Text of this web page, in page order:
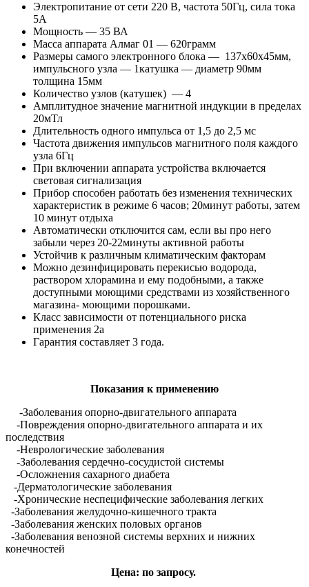
Электропитание от сети 220 В, частота 50Гц, сила тока
5А
Мощность — 35 ВА
Масса аппарата Алмаг 01 — 620грамм
Размеры самого электронного блока — 137х60х45мм,
импульсного узла — 1катушка — диаметр 90мм
толщина 15мм
Количество узлов (катушек) — 4
Амплитудное значение магнитной индукции в пределах
20мТл
Длительность одного импульса от 1,5 до 2,5 мс
Частота движения импульсов магнитного поля каждого
узла 6Гц
При включении аппарата устройства включается
световая сигнализация
Прибор способен работать без изменения технических
характеристик в режиме 6 часов; 20минут работы, затем
10 минут отдыха
Автоматически отключится сам, если вы про него
забыли через 20-22минуты активной работы
Устойчив к различным климатическим факторам
Можно дезинфицировать перекисью водорода,
раствором хлорамина и ему подобными, а также
доступными моющими средствами из хозяйственного
магазина- моющими порошками.
Класс зависимости от потенциального риска
применения 2а
Гарантия составляет 3 года.
Показания к применению
-Заболевания опорно-двигательного аппарата
-Повреждения опорно-двигательного аппарата и их
последствия
-Неврологические заболевания
-Заболевания сердечно-сосудистой системы
-Осложнения сахарного диабета
-Дерматологические заболевания
-Хронические неспецифические заболевания легких
-Заболевания желудочно-кишечного тракта
-Заболевания женских половых органов
-Заболевания венозной системы верхних и нижних
конечностей
Цена: по запросу.